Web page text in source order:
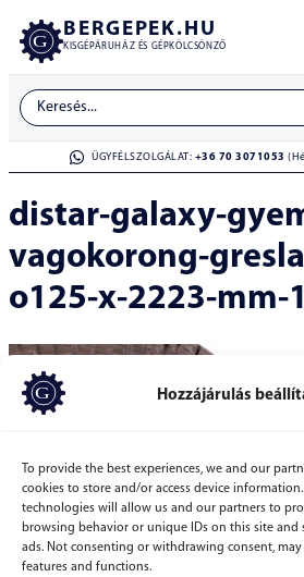
Hozzájárulás
To provide the best experiences, we and our
cookies to store and/or access device
technologies will allow us and our partners to
browsing behavior or unique IDs on this site and
ads. Not consenting or withdrawing consent, may
features and functions.
BERGEPEK.HU
KISGÉPÁRUHÁZ ÉS GÉPKÖLCSÖNZŐ
ÜGYFÉLSZOLGÁLAT: +36 70 3071053
distar-galaxy-
vagokorong-
o125-x-2223-mm-1